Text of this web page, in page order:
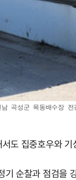
곡성군 목동배수장 전
도 집중호우와
순찰과 점검을